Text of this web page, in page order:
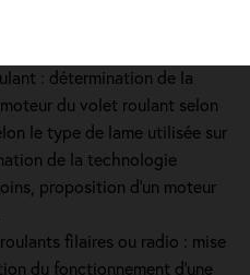
: détermination de la
du volet roulant selon
le type de lame utilisée sur
de la technologie
proposition d'un moteur
filaires ou radio : mise
du fonctionnement d’une